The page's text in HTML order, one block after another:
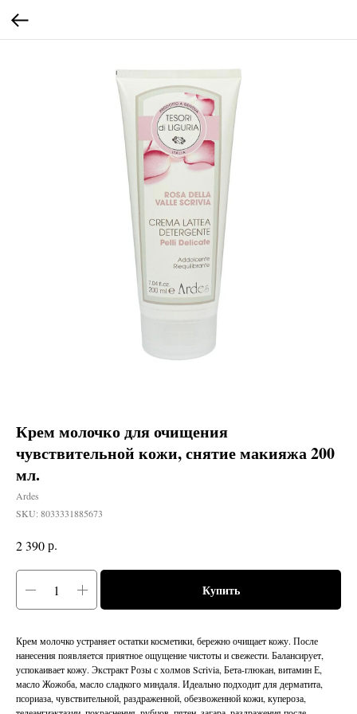
Крем молочко для очищения
чувствительной кожи, снятие макияжа 200
мл.
Ardes
SKU: 8033331885673
2 390р.
Купить
Крем молочко устраняет остатки косметики, бережно очищает кожу. После
нанесения появляется приятное ощущение чистоты и свежести. Балансирует,
успокаивает кожу. Экстракт Розы с холмов Scrivia, Бета-глюкан, витамин Е,
масло Жожоба, масло сладкого миндаля. Идеально подходит для дерматита,
псориаза, чувствительной, раздраженной, обезвоженной кожи, купероза,